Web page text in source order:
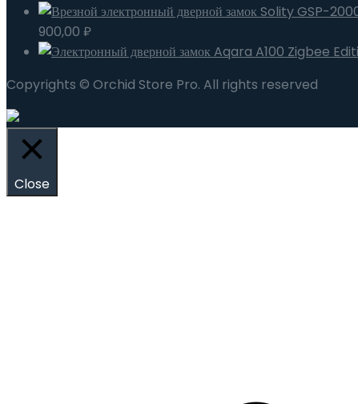
900,00 ₽
Copyrights © Orchid Store Pro. All rights reserved
Close